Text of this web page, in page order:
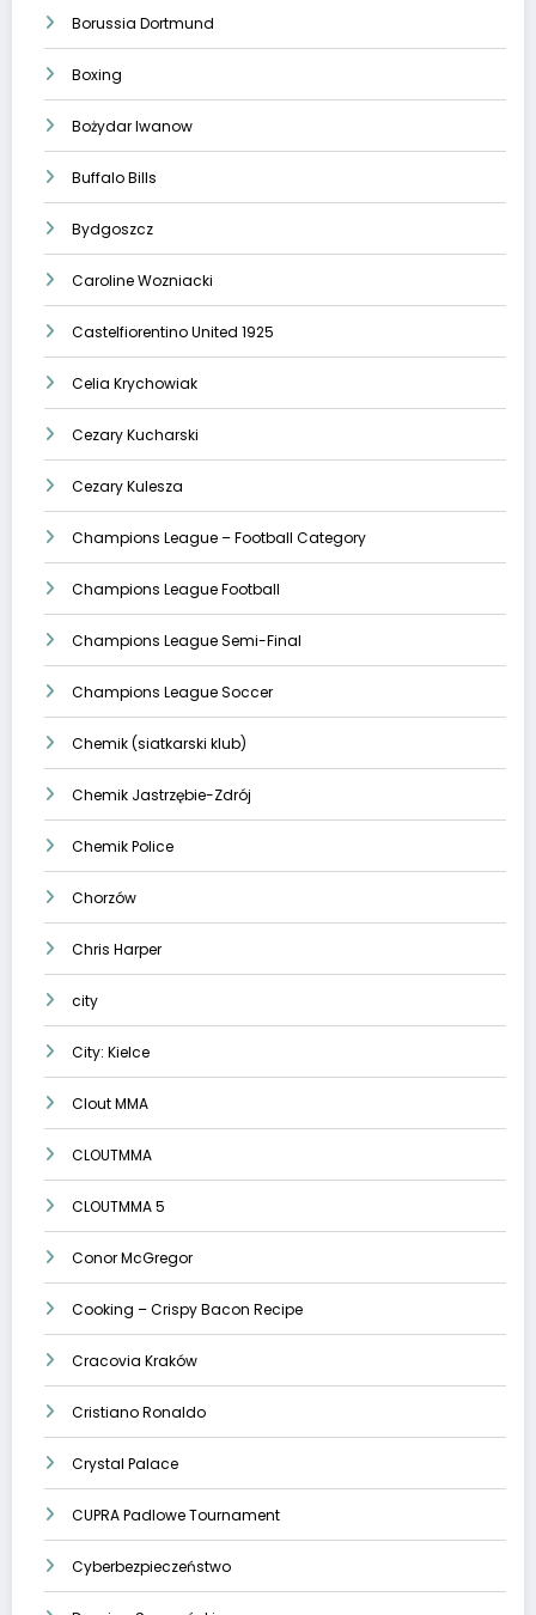
Borussia Dortmund
Boxing
Bożydar Iwanow
Buffalo Bills
Bydgoszcz
Caroline Wozniacki
Castelfiorentino United 1925
Celia Krychowiak
Cezary Kucharski
Cezary Kulesza
Champions League – Football Category
Champions League Football
Champions League Semi-Final
Champions League Soccer
Chemik (siatkarski klub)
Chemik Jastrzębie-Zdrój
Chemik Police
Chorzów
Chris Harper
city
City: Kielce
Clout MMA
CLOUTMMA
CLOUTMMA 5
Conor McGregor
Cooking – Crispy Bacon Recipe
Cracovia Kraków
Cristiano Ronaldo
Crystal Palace
CUPRA Padlowe Tournament
Cyberbezpieczeństwo